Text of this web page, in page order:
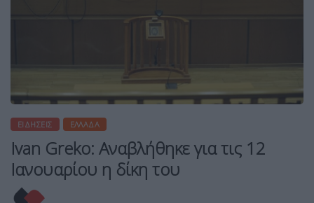
ΕΙΔΉΣΕΙΣ ΕΛΛΆΔΑ
Ivan Greko: Αναβλήθηκε για τις 12
Ιανουαρίου η δίκη του